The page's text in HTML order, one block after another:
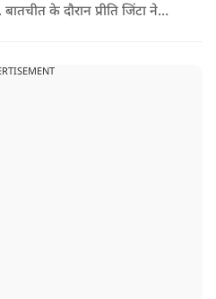
के दौरान प्रीति जिंटा ने